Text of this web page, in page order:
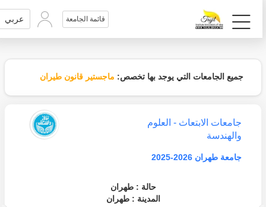
قائمة الجامعة عربي
جميع الجامعات التي يوجد بها تخصص:ماجستير قانون طيران
جامعات الابتعاث - العلوم
والهندسة
جامعة طهران 2026-2025
حالة : طهران
المدينة : طهران